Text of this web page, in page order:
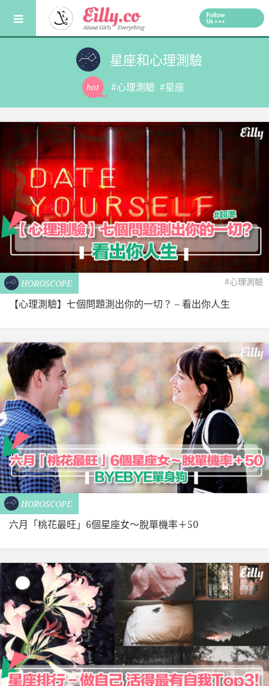
content
星座和心理測驗
#心理測驗 #星座
HOROSCOPE #心理測驗
【心理測驗】七個問題測出你的一切？ – 看出你人生
HOROSCOPE
六月「桃花最旺」6個星座女～脫單機率＋50